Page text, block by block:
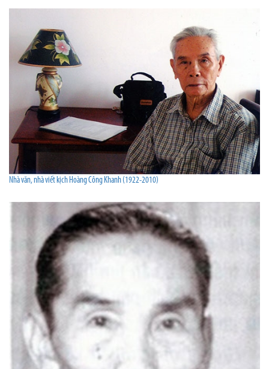
Nhà văn, nhà viết kịch Hoàng Công Khanh (1922-2010)